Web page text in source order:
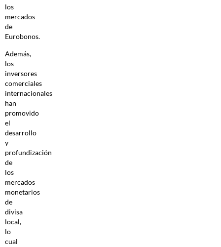
los
mercados
de
Eurobonos.
Además,
los
inversores
comerciales
internacionales
han
promovido
el
desarrollo
y
profundización
de
los
mercados
monetarios
de
divisa
local,
lo
cual